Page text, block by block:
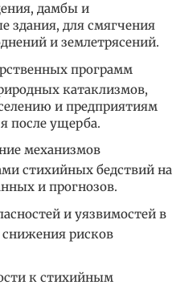
дамбы и
здания, для смягчения
и землетрясений.
программ
катаклизмов,
и предприятиям
после ущерба.
механизмов
стихийных бедствий на
и прогнозов.
и уязвимостей в
рисков
к стихийным